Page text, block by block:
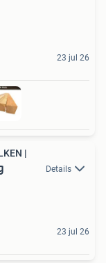
23 jul 26
|
Details
23 jul 26